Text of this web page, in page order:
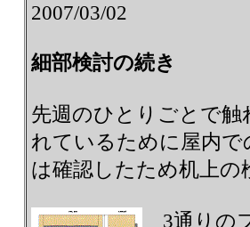
2007/03/02
細部検討の続き
先週のひとりごとで
れているために屋内
は確認したため机上
3通りの